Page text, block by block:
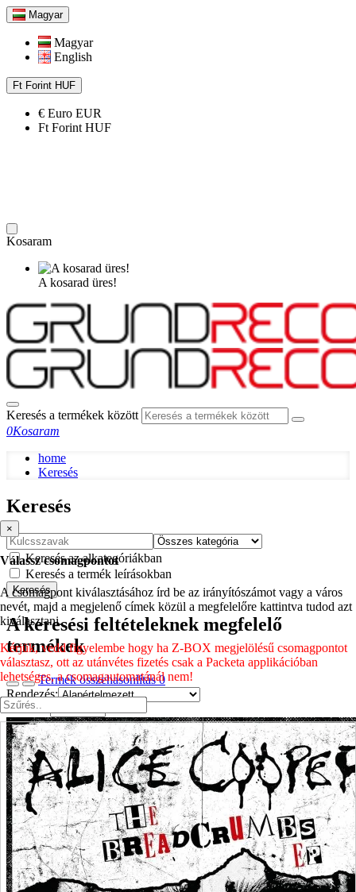
Magyar
Magyar
English
Ft Forint HUF
€ Euro EUR
Ft Forint HUF
Kosaram
A kosarad üres!
Keresés a termékek között
0Kosaram
home
Keresés
Keresés
Keresés az alkategóriákban
Keresés a termék leírásokban
Keresés
A keresési feltételeknek megfelelő
termékek
Termék összehasonlítás0
Rendezés:
Listázás:
×
Válassz csomagpontot
A csomagpont kiválasztásához írd be az irányítószámot vagy a város
nevét, majd a megjelenő címek közül a megfelelőre kattintva tudod azt
kiválasztani.
Kérjük, vedd figyelembe hogy ha Z-BOX megjelölésű csomagpontot
választasz, ott az utánvétes fizetés csak a Packeta applikációban
lehetséges, a csomagautomatánál nem!